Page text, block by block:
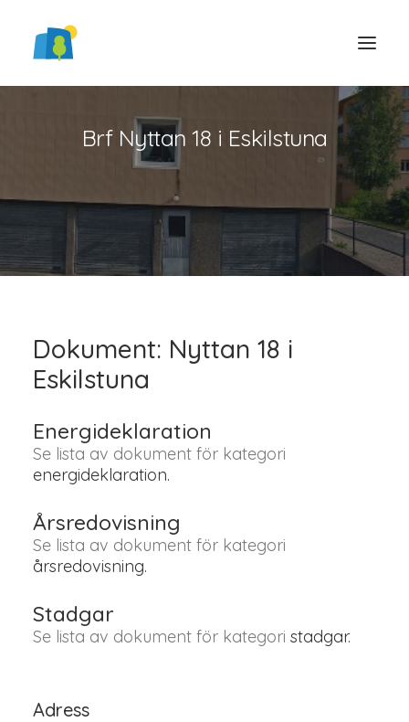
Brf Nyttan 18 i Eskilstuna
Dokument: Nyttan 18 i
Eskilstuna
Energideklaration
Se lista av dokument för kategori
energideklaration.
Årsredovisning
Se lista av dokument för kategori
årsredovisning.
Stadgar
Se lista av dokument för kategori stadgar.
Adress